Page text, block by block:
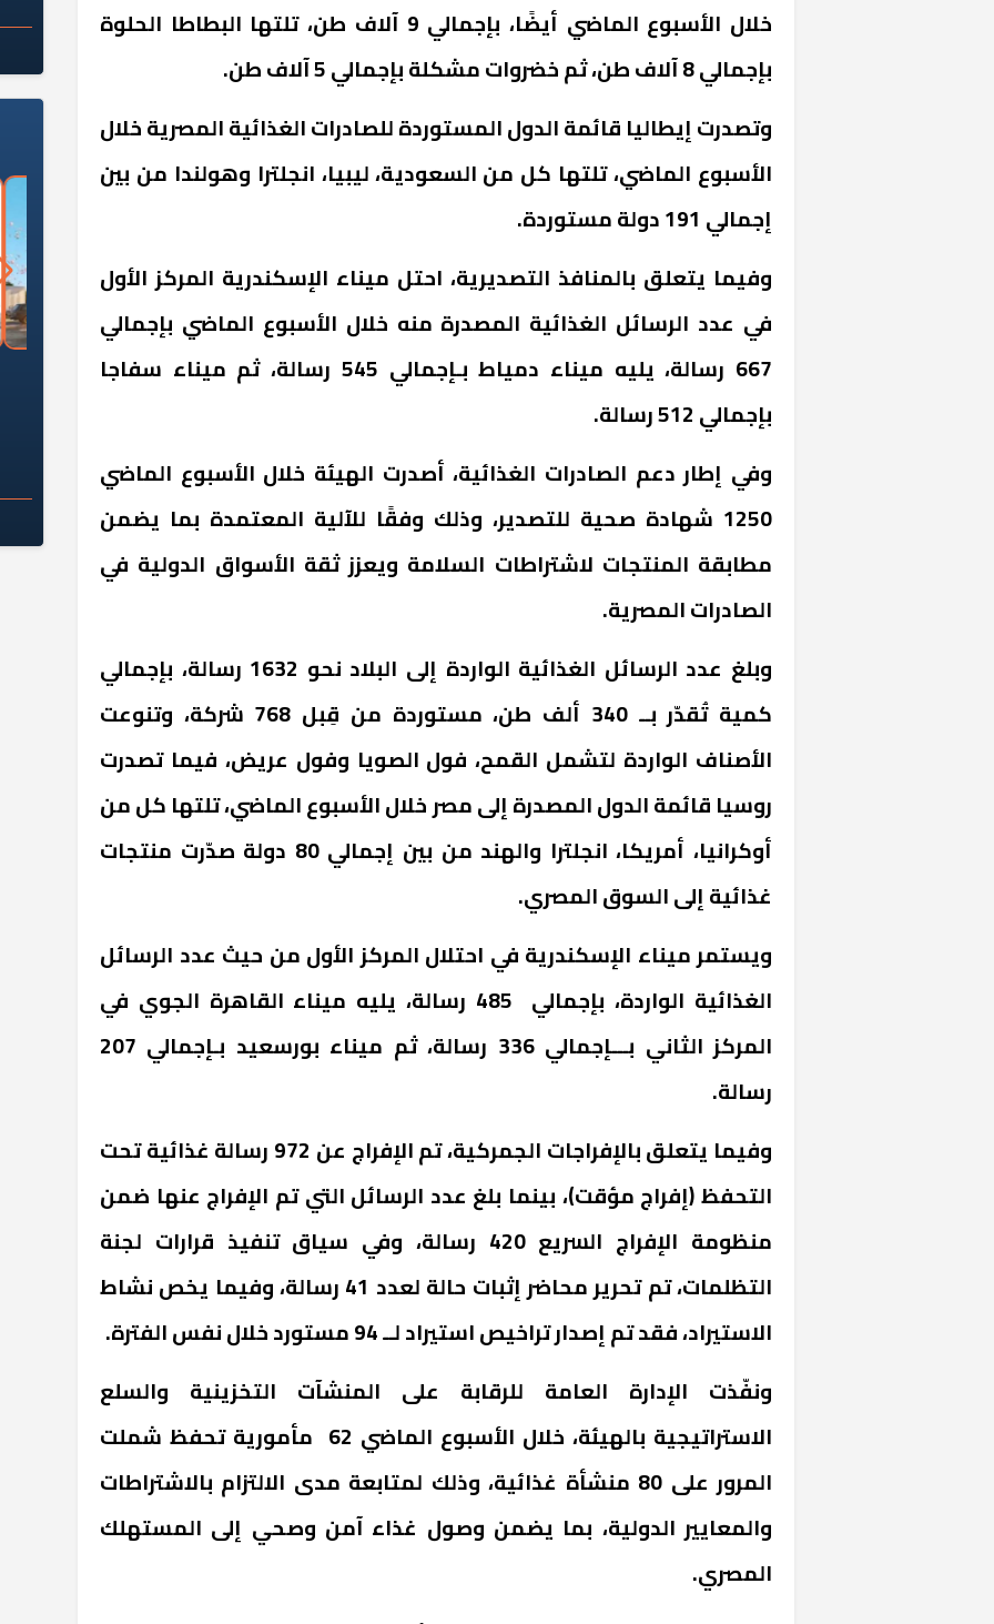
خلال الأسبوع الماضي أيضًا، بإجمالي 9 آلاف طن، تلتها البطاطا الحلوة
بإجمالي 8 آلاف طن، ثم خضروات مشكلة بإجمالي 5 آلاف طن.
وتصدرت إيطاليا قائمة الدول المستوردة للصادرات الغذائية المصرية خلال
الأسبوع الماضي، تلتها كل من السعودية، ليبيا، انجلترا وهولندا من بين
إجمالي 191 دولة مستوردة.
وفيما يتعلق بالمنافذ التصديرية، احتل ميناء الإسكندرية المركز الأول
في عدد الرسائل الغذائية المصدرة منه خلال الأسبوع الماضي بإجمالي
667 رسالة، يليه ميناء دمياط بـإجمالي 545 رسالة، ثم ميناء سفاجا
بإجمالي 512 رسالة.
وفي إطار دعم الصادرات الغذائية، أصدرت الهيئة خلال الأسبوع الماضي
1250 شهادة صحية للتصدير، وذلك وفقًا للآلية المعتمدة بما يضمن
مطابقة المنتجات لاشتراطات السلامة ويعزز ثقة الأسواق الدولية في
الصادرات المصرية.
وبلغ عدد الرسائل الغذائية الواردة إلى البلاد نحو 1632 رسالة، بإجمالي
كمية تُقدّر بــ 340 ألف طن، مستوردة من قِبل 768 شركة، وتنوعت
الأصناف الواردة لتشمل القمح، فول الصويا وفول عريض، فيما تصدرت
روسيا قائمة الدول المصدرة إلى مصر خلال الأسبوع الماضي، تلتها كل من
أوكرانيا، أمريكا، انجلترا والهند من بين إجمالي 80 دولة صدّرت منتجات
غذائية إلى السوق المصري.
ويستمر ميناء الإسكندرية في احتلال المركز الأول من حيث عدد الرسائل
الغذائية الواردة، بإجمالي 485 رسالة، يليه ميناء القاهرة الجوي في
المركز الثاني بـــإجمالي 336 رسالة، ثم ميناء بورسعيد بـإجمالي 207
رسالة.
وفيما يتعلق بالإفراجات الجمركية، تم الإفراج عن 972 رسالة غذائية تحت
التحفظ (إفراج مؤقت)، بينما بلغ عدد الرسائل التي تم الإفراج عنها ضمن
منظومة الإفراج السريع 420 رسالة، وفي سياق تنفيذ قرارات لجنة
التظلمات، تم تحرير محاضر إثبات حالة لعدد 41 رسالة، وفيما يخص نشاط
الاستيراد، فقد تم إصدار تراخيص استيراد لــ 94 مستورد خلال نفس الفترة.
ونفّذت الإدارة العامة للرقابة على المنشآت التخزينية والسلع
الاستراتيجية بالهيئة، خلال الأسبوع الماضي 62 مأمورية تحفظ شملت
المرور على 80 منشأة غذائية، وذلك لمتابعة مدى الالتزام بالاشتراطات
والمعايير الدولية، بما يضمن وصول غذاء آمن وصحي إلى المستهلك
المصري.
«المؤشر» يطرح السؤال الصعب: هل
كان اختيار خريج معهد العاشر من
رمضان وزيرًا للإسكان قرارًا صائبًا؟
لماذا تخالف الشركات العقارية